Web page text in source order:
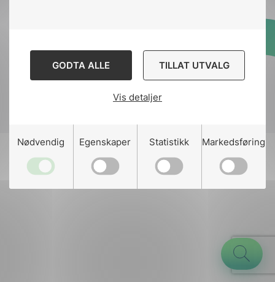
GODTA ALLE TILLAT UTVALG
Vis detaljer
Nødvendig Egenskaper Statistikk Markedsføring
Designed and developed
Stem Agency